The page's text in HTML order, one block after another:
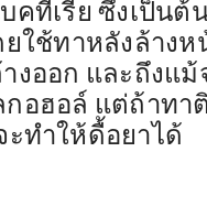
คทีเรีย ซึ่งเป็นต้
ใช้ทาหลังล้างห
งออก และถึงแ
กอฮอล์ แต่ถ้าทา
ะทำให้ดื้อยาได้